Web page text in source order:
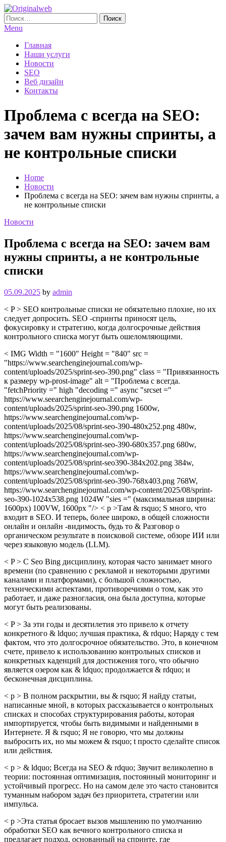
Skip
To
Content
Originalweb
Создание и продвижение сайтов
Найти:
Menu
Главная
Наши услуги
Новости
SEO
Веб дизайн
Контакты
Проблема с всегда на SEO:
зачем вам нужны спринты, а
не контрольные списки
Home
Новости
Проблема с всегда на SEO: зачем вам нужны спринты, а
не контрольные списки
Новости
Проблема с всегда на SEO: зачем вам
нужны спринты, а не контрольные
списки
05.09.2025 by admin
< P > SEO контрольные списки не обязательно плохие, но их
следует допросить. SEO -спринты приносят цель,
фокусировку и стратегию, когда долгосрочные действия
контрольного списка могут быть ошеломляющими.
< IMG Width = "1600" Height = "840" src =
"https://www.searchenginejournal.com/wp-
content/uploads/2025/sprint-seo-390.png" class = "Привязанность
к размеру wp-prost-image" alt = "Проблема с всегда.
"fetchPriority =" high "decoding =" async "srcset ="
https://www.seearchenginejournal.com/wp-
content/uploads/2025/sprint-seo-390.png 1600w,
https://www.searchenginejournal.com/wp-
content/uploads/2025/08/sprint-seo-390-480x252.png 480w,
https://www.searchenginejournal.com/wp-
content/uploads/2025/08/sprint-seo-390-680x357.png 680w,
https://www.searchenginejournal.com/wp-
content/uploads/2025/08/sprint-seo390-384x202.png 384w,
https://www.searchenginejournal.com/wp-
content/uploads/2025/08/sprint-seo-390-768x403.png 768W,
https://www.searchenginejournal.com/wp-content/2025/08/sprint-
seo-390-1024x538.png 1024W "sies =" (максимальная ширина:
1600px) 100VW, 1600px "/> < p >Там & rsquo; S много, что
входит в SEO. И теперь, более широко, в общей сложности
онлайн и онлайн -видимость, будь то & Разговор о
органическом результате в поисковой системе, обзоре ИИ или
через языковую модель (LLM).
< P > С Seo Bing дисциплину, которая часто занимает много
времени (по сравнению с рекламой и некоторыми другими
каналами и платформами), с большой сложностью,
техническими аспектами, противоречиями о том, как это
работает, и даже разногласия, она была доступна, которые
могут быть реализованы.
< P > За эти годы и десятилетия это привело к отчету
конкретного & ldquo; лучшая практика, & rdquo; Наряду с тем
фактом, что это долгосрочное обязательство. Это, в конечном
счете, привело к использованию контрольных списков и
конкретных каденций для достижения того, что обычно
является озером как & ldquo; продолжается & rdquo; и
бесконечная дисциплина.
< p > В полном раскрытии, вы & rsquo; Я найду статьи,
написанные мной, в которых рассказывается о контрольных
списках и способах структурирования работы, которая
импортируется, чтобы быть видимыми и найденными в
Интернете. Я & rsquo; Я не говорю, что мы должны
выбросить их, но мы можем & rsquo; t просто сделайте список
или действия.
< p > & ldquo; Всегда на SEO & rdquo; Звучит великолепно в
теории: постоянная оптимизация, постоянный мониторинг и
устойчивый прогресс. Но на самом деле это часто становится
туманным набором задач без приоритета, стратегии или
импульса.
< p >Эта статья бросает вызов мышлению по умолчанию
обработки SEO как вечного контрольного списка и
предлагает подход, основанный на спринте, где